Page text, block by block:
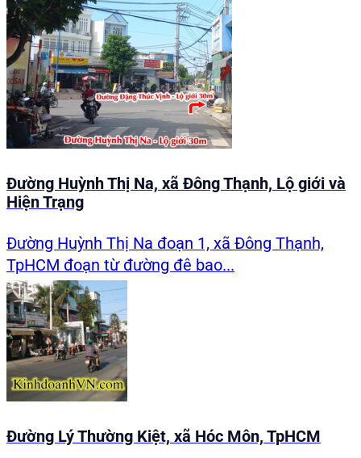
Đường Huỳnh Thị Na, xã Đông Thạnh, Lộ giới và
Hiện Trạng
Đường Huỳnh Thị Na đoạn 1, xã Đông Thạnh,
TpHCM đoạn từ đường đê bao...
Đường Lý Thường Kiệt, xã Hóc Môn, TpHCM